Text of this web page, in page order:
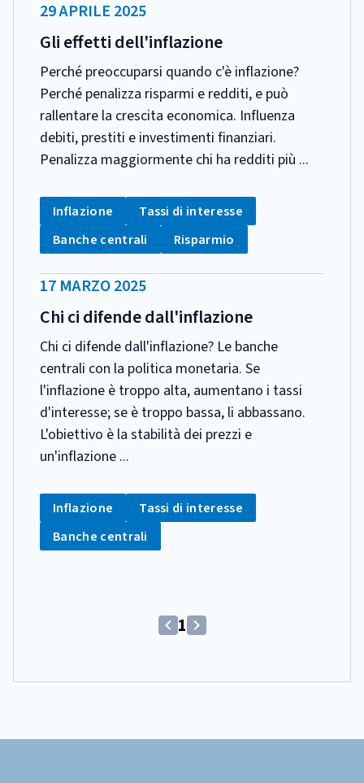
DATA
PUBBLICAZIONE:
29 APRILE 2025
Gli effetti dell'inflazione
Perché preoccuparsi quando c'è inflazione?
Perché penalizza risparmi e redditi, e può
rallentare la crescita economica. Influenza
debiti, prestiti e investimenti finanziari.
Penalizza maggiormente chi ha redditi più ...
CATEGORIA:
Tag:
Inflazione Tag:
Tassi di interesse
Tag:
Banche centrali Tag:
Risparmio
DATA
PUBBLICAZIONE:
17 MARZO 2025
Chi ci difende dall'inflazione
Chi ci difende dall'inflazione? Le banche
centrali con la politica monetaria. Se
l'inflazione è troppo alta, aumentano i tassi
d'interesse; se è troppo bassa, li abbassano.
L'obiettivo è la stabilità dei prezzi e
un'inflazione ...
CATEGORIA:
Tag:
Inflazione Tag:
Tassi di interesse
Tag:
Banche centrali
(Comando
Vai
(Comando
1(Comando
Vai